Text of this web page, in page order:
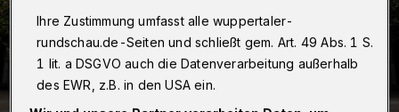
Ihre Zustimmung umfasst alle wuppertaler-
rundschau.de-Seiten und schließt gem. Art. 49 Abs. 1 S.
1 lit. a DSGVO auch die Datenverarbeitung außerhalb
des EWR, z.B. in den USA ein.